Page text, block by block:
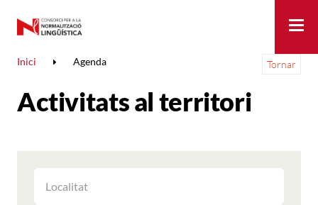
Inici Agenda Tornar
Activitats al territori
ELS
LES